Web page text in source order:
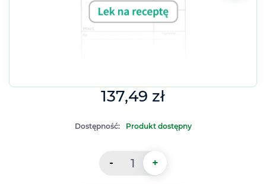
137,49 zł
Dostępność: Produkt dostępny
- +